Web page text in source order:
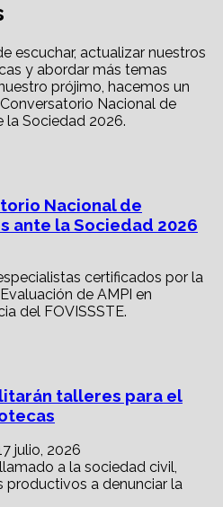
Nacional de
ante la Sociedad 2026
talleres para el
julio, 2026